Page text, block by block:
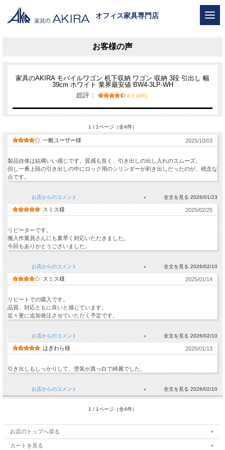
オフィス家具専門店
お客様の声
家具のAKIRA モバイルワゴン 机下収納 ワゴン 収納 3段 引出し 幅
39cm ホワイト 業界最安値 BW4-3LP-WH
総評：
4.5 (4件)
1 / 1ページ（全4件）
一般ユーザー様 2025/10/03
製品自体は結構いい感じです。質感も良く、引き出しの出し入れのスムーズ。
但し一番上段の引き出しの中にロック用のシリンダーが剥き出しだったのが、残念な
点です。
お店からのコメント 2026/01/23
スミス様 2025/02/25
リピーターです。
搬入作業員さんにも素早く対応いただきました。
今回もありがとうございました。
お店からのコメント 2026/02/10
スミス様 2025/01/14
リピートでの購入です。
品質、対応ともに良いと感じています。
近々更に追加発注させていただく予定です。
お店からのコメント 2026/02/10
はぎわら様 2025/01/13
引き出しもしっかりして、塗装が真っ白で綺麗でした。
お店からのコメント 2026/02/10
1 / 1ページ（全4件）
お店のトップへ戻る
カートを見る